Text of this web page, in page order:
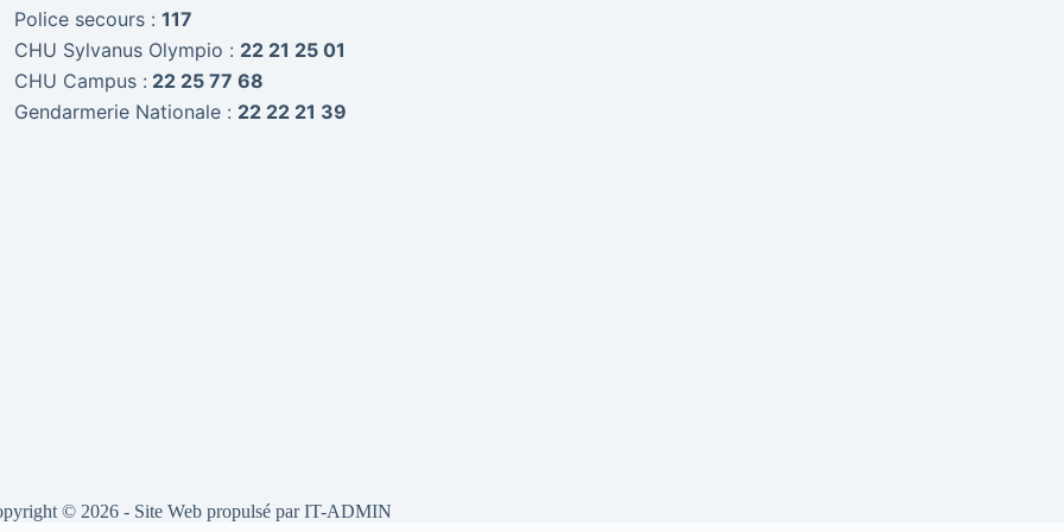
Police secours : 117
CHU Sylvanus Olympio : 22 21 25 01
CHU Campus : 22 25 77 68
Gendarmerie Nationale : 22 22 21 39
© 2026 - Site Web propulsé parIT-ADMIN